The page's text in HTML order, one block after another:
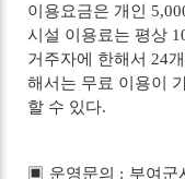
이용요금은 개인
시설 이용료는 평상
거주자에 한해서24
해서는 무료 이용이
할 수 있다.
▣ 운영문의 : 부여군